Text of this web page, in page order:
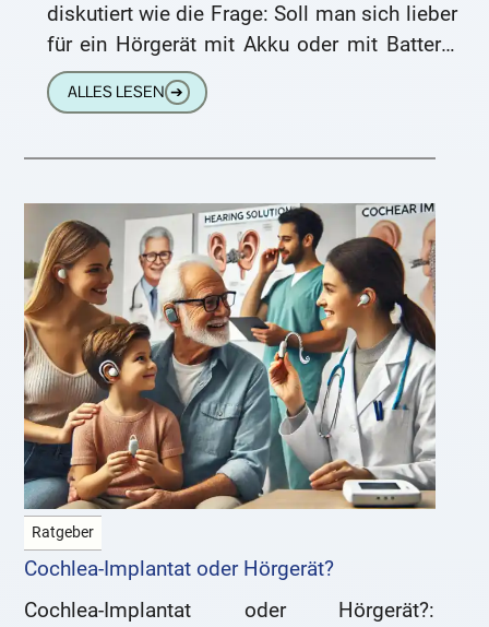
diskutiert wie die Frage: Soll man sich lieber
für ein Hörgerät mit Akku oder mit Batterie
entscheiden? Die
ALLES LESEN ➔
Ratgeber
Cochlea-Implantat oder Hörgerät?
Cochlea-Implantat oder Hörgerät?: